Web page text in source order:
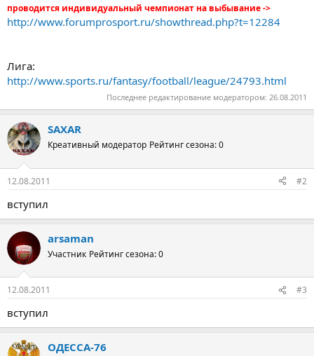
проводится индивидуальный чемпионат на выбывание ->
http://www.forumprosport.ru/showthread.php?t=12284
Лига:
http://www.sports.ru/fantasy/football/league/24793.html
Последнее редактирование модератором: 26.08.2011
SAXAR
Креативный модератор Рейтинг сезона: 0
12.08.2011 #2
вступил
arsaman
Участник Рейтинг сезона: 0
12.08.2011 #3
вступил
ОДЕССА-76